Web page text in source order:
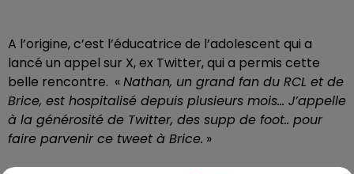
A l’origine, c’est l’éducatrice de l’adolescent qui a
lancé un appel sur X, ex Twitter, qui a permis cette
belle rencontre. «Nathan, un grand fan du RCL et de
Brice, est hospitalisé depuis plusieurs mois... J’appelle
à la générosité de Twitter, des supp de foot.. pour
faire parvenir ce tweet à Brice. »